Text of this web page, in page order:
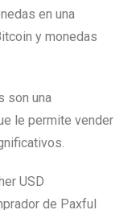
en una
y monedas
son una
le permite vender
USD
de Paxful